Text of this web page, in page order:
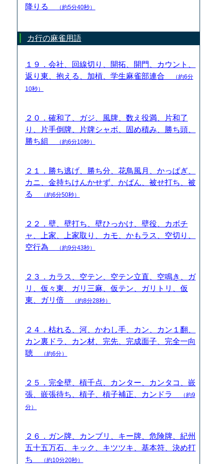
降りる （約5分40秒）
カ行の麻雀用語
１９．会社、回線切り、開拓、開門、カウント、
返り東、抱える、加槓、学生麻雀部連合
（約6分
10秒）
２０．確和了、ガジ、風牌、数え役満、片和了
り、片手倒牌、片牌シャボ、固め積み、勝ち頭、
勝ち組
（約6分10秒）
２１．勝ち逃げ、勝ち分、花鳥風月、かっぱぎ、
カニ、金持ちけんかせず、かばん、被せ打ち、被
る
（約6分50秒）
２２．壁、壁打ち、壁ひっかけ、壁役、カボチ
ャ、上家、上家取り、カモ、かもラス、空切り、
空行為
（約9分43秒）
２３．カラス、空テン、空テン立直、空鳴き、ガ
リ、仮々東、ガリ三麻、仮テン、ガリトリ、仮
東、ガリ倍
（約8分28秒）
２４．枯れる、河、かわし手、カン、カン１翻、
カン裏ドラ、カン材、完先、完成面子、完全一向
聴
（約6分）
２５．完全壁、槓千点、カンター、カンタコ、嵌
張、嵌張待ち、槓子、槓子補正、カンドラ
（約9
分）
２６．ガン牌、カンブリ、キー牌、危険牌、紀州
五十五万石、キック、キツツキ、基本符、決め打
ち
（約10分20秒）